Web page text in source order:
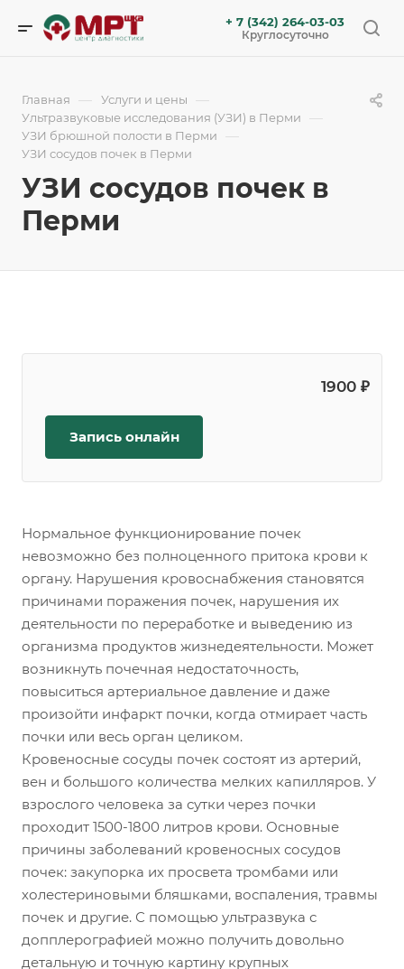
+ 7 (342) 264-03-03
Круглосуточно
Главная — Услуги и цены —
Ультразвуковые исследования (УЗИ) в Перми —
УЗИ брюшной полости в Перми —
УЗИ сосудов почек в Перми
УЗИ сосудов почек в
Перми
1900 ₽
Запись онлайн
Нормальное функционирование почек
невозможно без полноценного притока крови к
органу. Нарушения кровоснабжения становятся
причинами поражения почек, нарушения их
деятельности по переработке и выведению из
организма продуктов жизнедеятельности. Может
возникнуть почечная недостаточность,
повыситься артериальное давление и даже
произойти инфаркт почки, когда отмирает часть
почки или весь орган целиком.
Кровеносные сосуды почек состоят из артерий,
вен и большого количества мелких капилляров. У
взрослого человека за сутки через почки
проходит 1500-1800 литров крови. Основные
причины заболеваний кровеносных сосудов
почек: закупорка их просвета тромбами или
холестериновыми бляшками, воспаления, травмы
почек и другие. С помощью ультразвука с
допплерографией можно получить довольно
детальную и точную картину крупных